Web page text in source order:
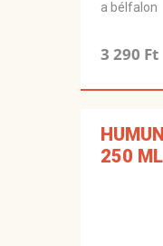
a bélfalon
3 290 Ft
250 ML